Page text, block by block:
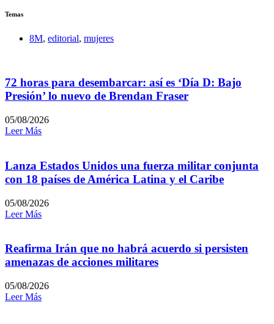
Temas
8M, editorial, mujeres
72 horas para desembarcar: así es ‘Día D: Bajo
Presión’ lo nuevo de Brendan Fraser
05/08/2026
Leer Más
Lanza Estados Unidos una fuerza militar conjunta
con 18 países de América Latina y el Caribe
05/08/2026
Leer Más
Reafirma Irán que no habrá acuerdo si persisten
amenazas de acciones militares
05/08/2026
Leer Más